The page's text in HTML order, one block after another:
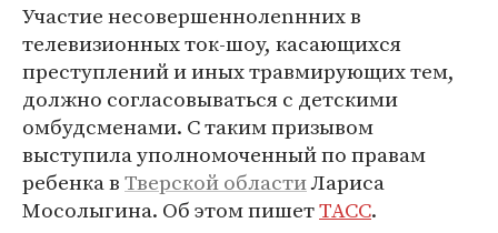
Участие несовершеннолеnнних в
телевизионных ток-шоу, касающихся
преступлений и иных травмирующих тем,
должно согласовываться с детскими
омбудсменами. С таким призывом
выступила уполномоченный по правам
ребенка вТверской областиЛариса
Мосолыгина. Об этом пишетТАСС.